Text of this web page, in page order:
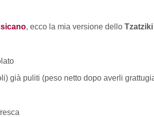
, ecco la mia versione dello
già puliti (peso netto dopo averli